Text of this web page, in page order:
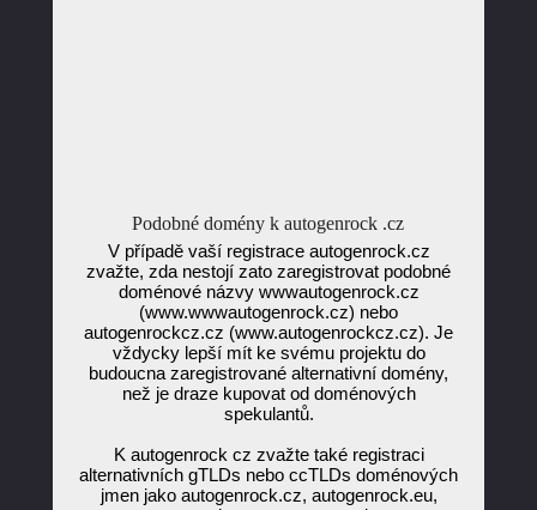
Podobné domény k autogenrock .cz
V případě vaší registrace autogenrock.cz
zvažte, zda nestojí zato zaregistrovat podobné
doménové názvy wwwautogenrock.cz
(www.wwwautogenrock.cz) nebo
autogenrockcz.cz (www.autogenrockcz.cz). Je
vždycky lepší mít ke svému projektu do
budoucna zaregistrované alternativní domény,
než je draze kupovat od doménových
spekulantů.
K autogenrock cz zvažte také registraci
alternativních gTLDs nebo ccTLDs doménových
jmen jako autogenrock.cz, autogenrock.eu,